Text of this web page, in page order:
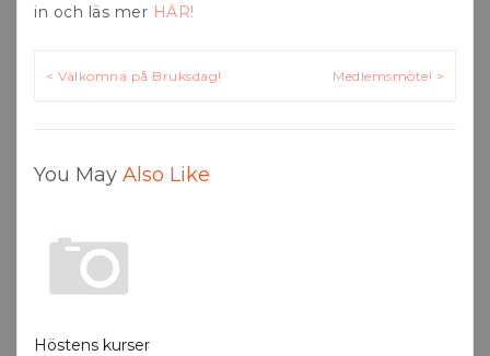
in och läs mer HÄR!
Inläggsnavigering
< Välkomna på Bruksdag! Medlemsmöte! >
You May Also Like
Höstens kurser